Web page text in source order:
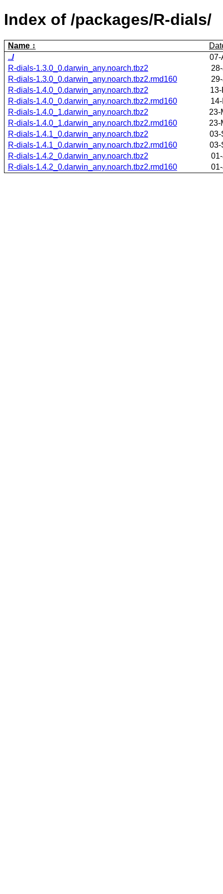
Index of /packages/R-dials/
Name
../
07-
R-dials-1.3.0_0.darwin_any.noarch.tbz2
R-dials-1.3.0_0.darwin_any.noarch.tbz2.rmd160
R-dials-1.4.0_0.darwin_any.noarch.tbz2
R-dials-1.4.0_0.darwin_any.noarch.tbz2.rmd160
R-dials-1.4.0_1.darwin_any.noarch.tbz2
23-
R-dials-1.4.0_1.darwin_any.noarch.tbz2.rmd160
23-
R-dials-1.4.1_0.darwin_any.noarch.tbz2
03-
R-dials-1.4.1_0.darwin_any.noarch.tbz2.rmd160
03-
R-dials-1.4.2_0.darwin_any.noarch.tbz2
R-dials-1.4.2_0.darwin_any.noarch.tbz2.rmd160